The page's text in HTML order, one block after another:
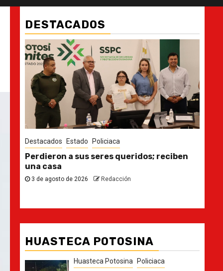
DESTACADOS
queridos; reciben
Destacados
Ya casi, el quinto informe
HUASTECA POTOSINA
Huasteca Potosina Policiaca